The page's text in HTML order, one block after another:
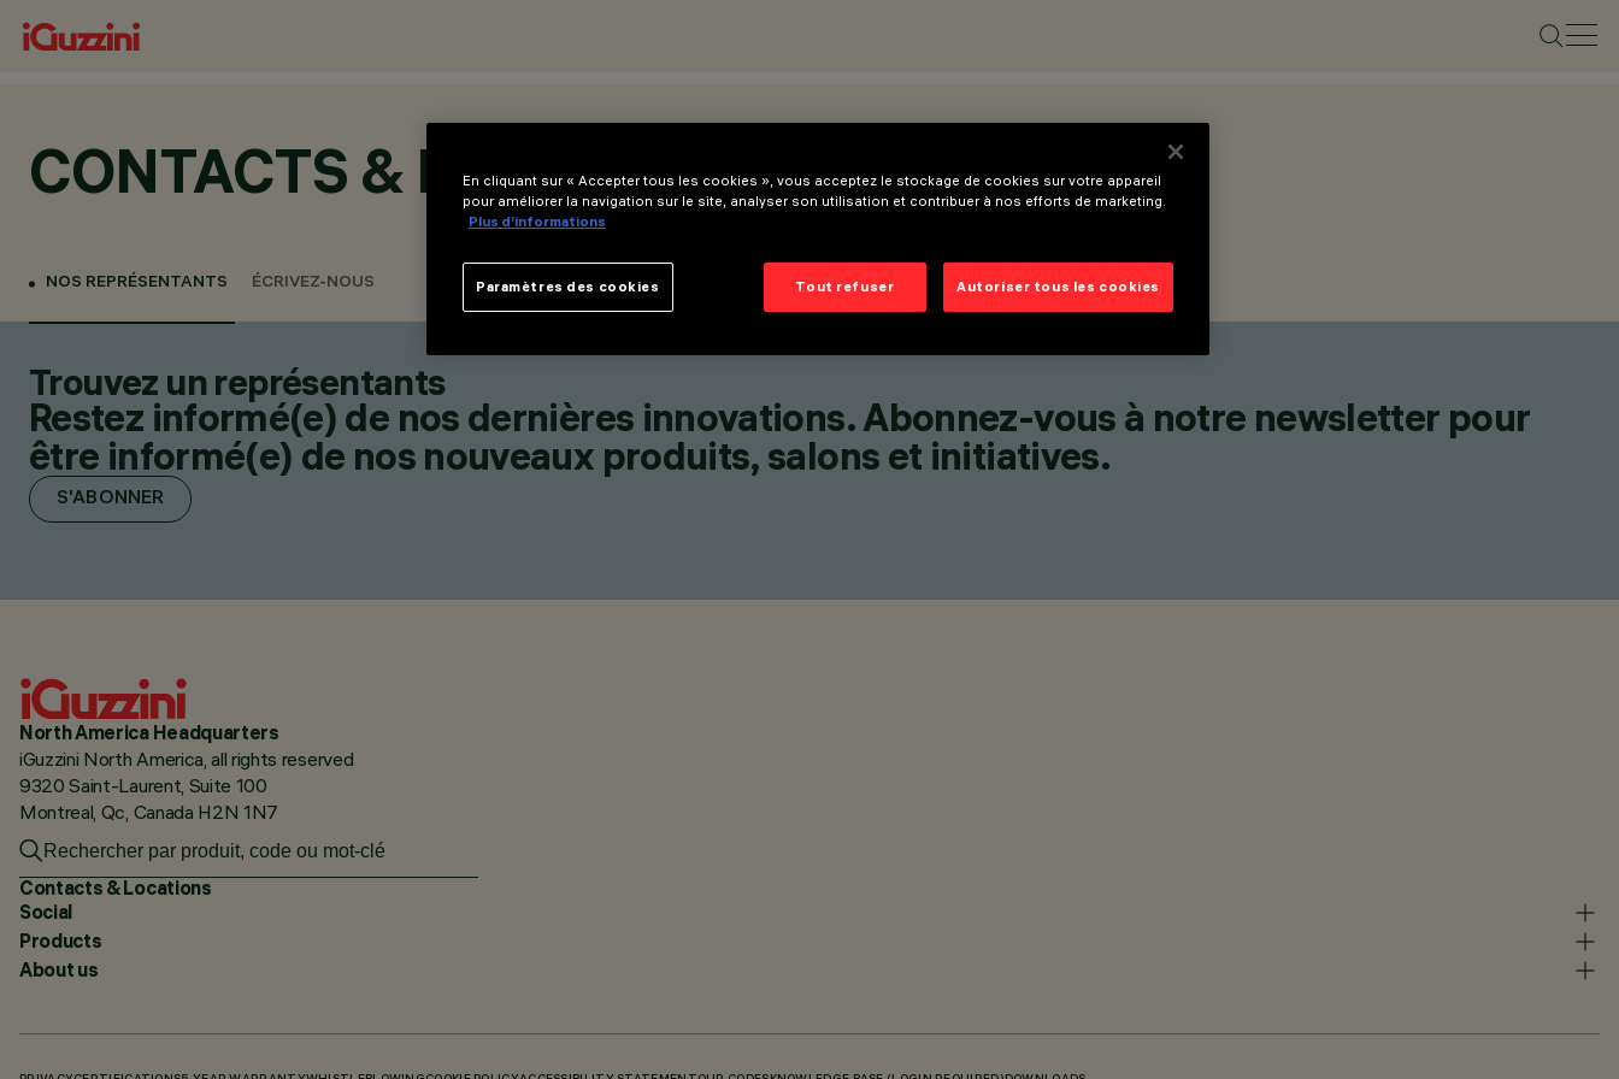
CONTACTS & LOCATIONS
NOS REPRÉSENTANTS ÉCRIVEZ-NOUS
Trouvez un représentants
Restez informé(e) de nos dernières innovations. Abonnez-vous à notre newsletter pour
être informé(e) de nos nouveaux produits, salons et initiatives.
S'ABONNER
North America Headquarters
iGuzzini North America, all rights reserved
9320 Saint-Laurent, Suite 100
Montreal, Qc, Canada H2N 1N7
Contacts & Locations
Social
Products
About us
En cliquant sur « Accepter tous les cookies », vous acceptez le stockage de cookies sur votre appareil
pour améliorer la navigation sur le site, analyser son utilisation et contribuer à nos efforts de marketing.
Plus d’informations
Tout refuser Autoriser tous les cookies
Paramètres des cookies